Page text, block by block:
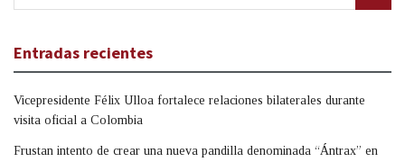
Entradas recientes
Vicepresidente Félix Ulloa fortalece relaciones bilaterales durante
visita oficial a Colombia
Frustan intento de crear una nueva pandilla denominada “Ántrax” en